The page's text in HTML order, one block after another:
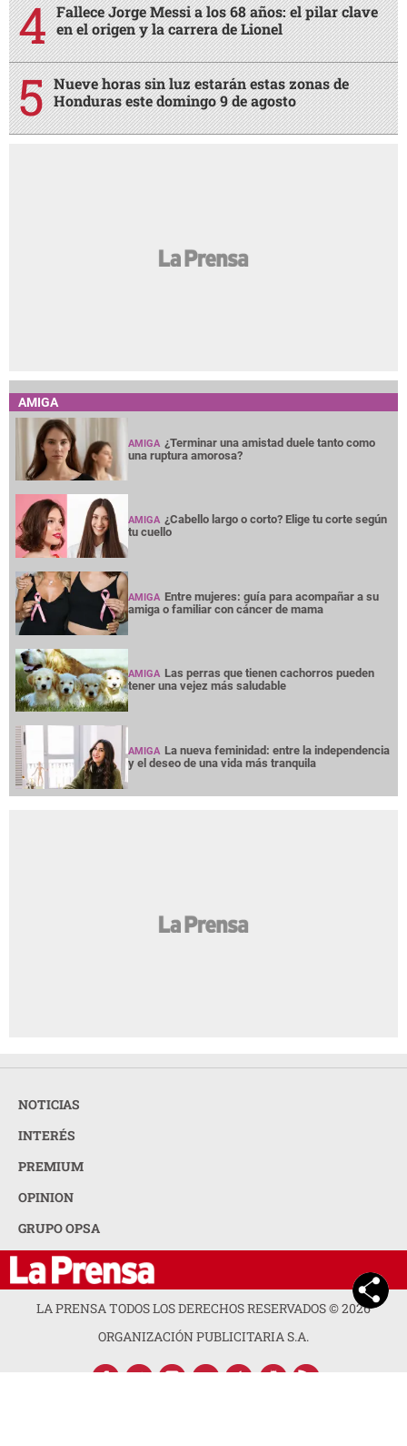
Fallece Jorge Messi a los 68 años: el pilar clave
en el origen y la carrera de Lionel
Nueve horas sin luz estarán estas zonas de
Honduras este domingo 9 de agosto
AMIGA
AMIGA ¿Terminar una amistad duele tanto como
una ruptura amorosa?
AMIGA ¿Cabello largo o corto? Elige tu corte según
tu cuello
AMIGA Entre mujeres: guía para acompañar a su
amiga o familiar con cáncer de mama
AMIGA Las perras que tienen cachorros pueden
tener una vejez más saludable
AMIGA La nueva feminidad: entre la independencia
y el deseo de una vida más tranquila
NOTICIAS
INTERÉS
PREMIUM
OPINION
GRUPO OPSA
LA PRENSA TODOS LOS DERECHOS RESERVADOS ©2026
ORGANIZACIÓN PUBLICITARIA S.A.